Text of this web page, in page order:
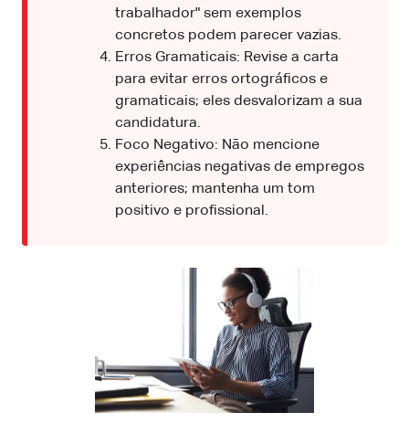
trabalhador" sem exemplos
concretos podem parecer vazias.
Erros Gramaticais: Revise a carta
para evitar erros ortográficos e
gramaticais; eles desvalorizam a sua
candidatura.
Foco Negativo: Não mencione
experiências negativas de empregos
anteriores; mantenha um tom
positivo e profissional.